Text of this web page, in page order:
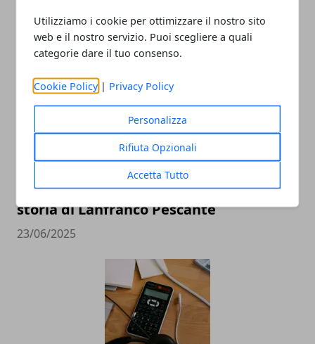
Utilizziamo i cookie per ottimizzare il nostro sito
web e il nostro servizio. Puoi scegliere a quali
categorie dare il tuo consenso.
Cookie Policy | Privacy Policy
Personalizza
Rifiuta Opzionali
Accetta Tutto
ARTICOLI CORRELATI
Impresa partendo da zero
nell’hospitality business? I consigli e la
storia di Lanfranco Pescante
23/06/2025